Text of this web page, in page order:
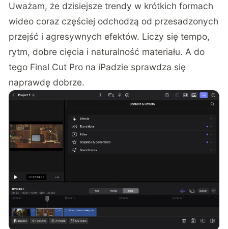
Uważam, że dzisiejsze trendy w krótkich formach
wideo coraz częściej odchodzą od przesadzonych
przejść i agresywnych efektów. Liczy się tempo,
rytm, dobre cięcia i naturalność materiału. A do
tego Final Cut Pro na iPadzie sprawdza się
naprawdę dobrze.